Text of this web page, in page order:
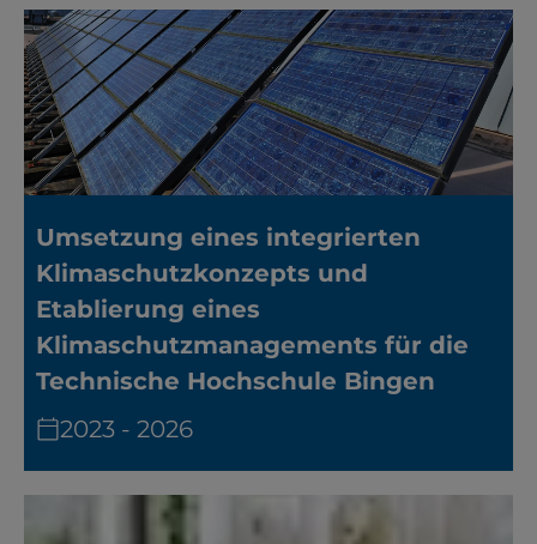
Umsetzung eines integrierten
Klimaschutzkonzepts und
Etablierung eines
Klimaschutzmanagements für die
Technische Hochschule Bingen
2023 - 2026